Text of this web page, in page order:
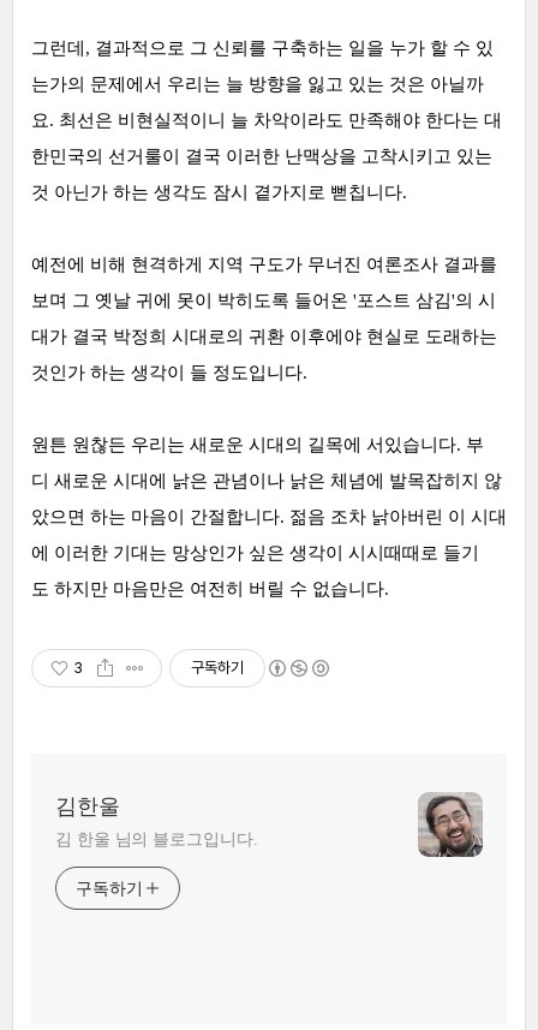
그런데, 결과적으로 그 신뢰를 구축하는 일을 누가 할 수 있
는가의 문제에서 우리는 늘 방향을 잃고 있는 것은 아닐까
요. 최선은 비현실적이니 늘 차악이라도 만족해야 한다는 대
한민국의 선거룰이 결국 이러한 난맥상을 고착시키고 있는
것 아닌가 하는 생각도 잠시 곁가지로 뻗칩니다.
예전에 비해 현격하게 지역 구도가 무너진 여론조사 결과를
보며 그 옛날 귀에 못이 박히도록 들어온 '포스트 삼김'의 시
대가 결국 박정희 시대로의 귀환 이후에야 현실로 도래하는
것인가 하는 생각이 들 정도입니다.
원튼 원찮든 우리는 새로운 시대의 길목에 서있습니다. 부
디 새로운 시대에 낡은 관념이나 낡은 체념에 발목잡히지 않
았으면 하는 마음이 간절합니다. 젊음 조차 낡아버린 이 시대
에 이러한 기대는 망상인가 싶은 생각이 시시때때로 들기
도 하지만 마음만은 여전히 버릴 수 없습니다.
3 구독하기
김한울
김 한울 님의 블로그입니다.
구독하기